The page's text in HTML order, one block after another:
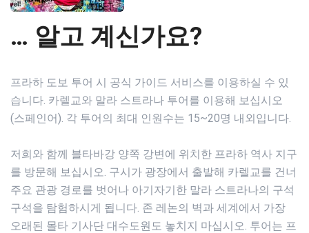
… 알고 계신가요?
프라하 도보 투어 시 공식 가이드 서비스를 이용하실 수 있
습니다. 카렐교와 말라 스트라나 투어를 이용해 보십시오
(스페인어). 각 투어의 최대 인원수는 15~20명 내외입니다.
저희와 함께 블타바강 양쪽 강변에 위치한 프라하 역사 지구
를 방문해 보십시오. 구시가 광장에서 출발해 카렐교를 건너
주요 관광 경로를 벗어나 아기자기한 말라 스트라나의 구석
구석을 탐험하시게 됩니다. 존 레논의 벽과 세계에서 가장
오래된 몰타 기사단 대수도원도 놓치지 마십시오. 투어는 프